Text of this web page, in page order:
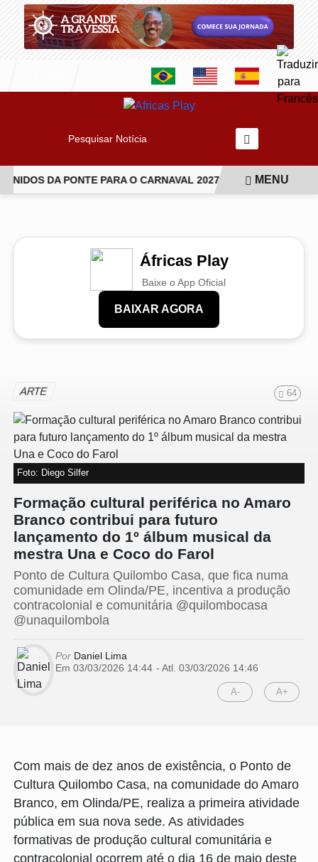
Pesquisar Notícia
DA PONTE PARA O CARNAVAL 2027 ISABELMENU
Áfricas Play
Baixe o App Oficial
BAIXAR AGORA
ARTE 64
Foto: Diego Silfer
Formação cultural periférica no Amaro
Branco contribui para futuro
lançamento do 1º álbum musical da
mestra Una e Coco do Farol
Ponto de Cultura Quilombo Casa, que fica numa
comunidade em Olinda/PE, incentiva a produção
contracolonial e comunitária @quilombocasa
@unaquilombola
Por Daniel Lima
Em 03/03/2026 14:44 - Atl. 03/03/2026 14:46
A- A+
Com mais de dez anos de existência, o Ponto de
Cultura Quilombo Casa, na comunidade do Amaro
Branco, em Olinda/PE, realiza a primeira atividade
pública em sua nova sede. As atividades
formativas de produção cultural comunitária e
contracolonial ocorrem até o dia 16 de maio deste